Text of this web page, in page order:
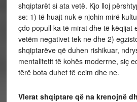
shqiptarët si ata vetë. Kjo lloj
se: 1) të huajt nuk e njohin mirë
çdo popull ka të mirat dhe të këqijat
vetëm negativet tek ne dhe 2)
shqiptarëve që duhen rishikuar,
mentalitetit të kohës moderrne, siç
tërë bota duhet të ecim dhe ne.
Vlerat shqiptare që na krenojnë